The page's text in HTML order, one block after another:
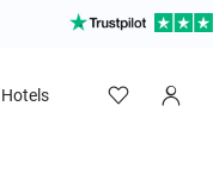
Hotels